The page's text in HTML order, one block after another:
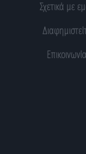
Σχετικά με
Επικοινωνία